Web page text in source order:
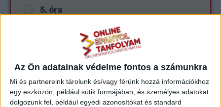
Az Ön adatainak védelme fontos a számunkra
Mi és partnereink tárolunk és/vagy férünk hozzá információkhoz
egy eszközön, például sütik formájában, és személyes adatokat
dolgozunk fel, például egyedi azonosítókat és standard
5. óra
7. óra
8. óra